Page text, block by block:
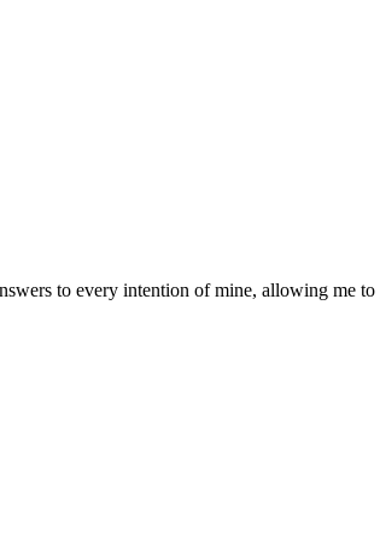
to every intention of mine, allowing me